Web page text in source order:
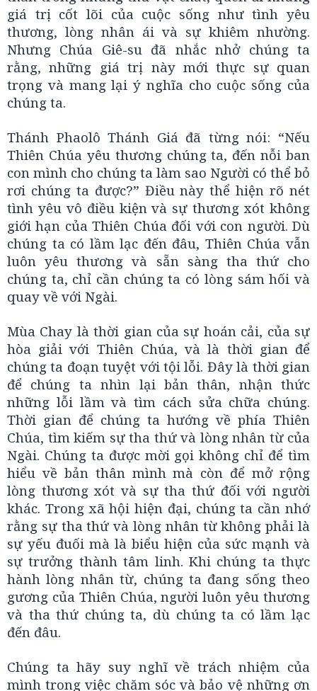
giá trị cốt lõi của cuộc sống như tình yêu
thương, lòng nhân ái và sự khiêm nhường.
Nhưng Chúa Giê-su đã nhắc nhở chúng ta
rằng, những giá trị này mới thực sự quan
trọng và mang lại ý nghĩa cho cuộc sống của
chúng ta.
Thánh Phaolô Thánh Giá đã từng nói: “Nếu
Thiên Chúa yêu thương chúng ta, đến nỗi ban
con mình cho chúng ta làm sao Người có thể bỏ
rơi chúng ta được?” Điều này thể hiện rõ nét
tình yêu vô điều kiện và sự thương xót không
giới hạn của Thiên Chúa đối với con người. Dù
chúng ta có lầm lạc đến đâu, Thiên Chúa vẫn
luôn yêu thương và sẵn sàng tha thứ cho
chúng ta, chỉ cần chúng ta có lòng sám hối và
quay về với Ngài.
Mùa Chay là thời gian của sự hoán cải, của sự
hòa giải với Thiên Chúa, và là thời gian để
chúng ta đoạn tuyệt với tội lỗi. Đây là thời gian
để chúng ta nhìn lại bản thân, nhận thức
những lỗi lầm và tìm cách sửa chữa chúng.
Thời gian để chúng ta hướng về phía Thiên
Chúa, tìm kiếm sự tha thứ và lòng nhân từ của
Ngài. Chúng ta được mời gọi không chỉ để tìm
hiểu về bản thân mình mà còn để mở rộng
lòng thương xót và sự tha thứ đối với người
khác. Trong xã hội hiện đại, chúng ta cần nhớ
rằng sự tha thứ và lòng nhân từ không phải là
sự yếu đuối mà là biểu hiện của sức mạnh và
sự trưởng thành tâm linh. Khi chúng ta thực
hành lòng nhân từ, chúng ta đang sống theo
gương của Thiên Chúa, người luôn yêu thương
và tha thứ chúng ta, dù chúng ta có lầm lạc
đến đâu.
Chúng ta hãy suy nghĩ về trách nhiệm của
mình trong việc chăm sóc và bảo vệ những ơn